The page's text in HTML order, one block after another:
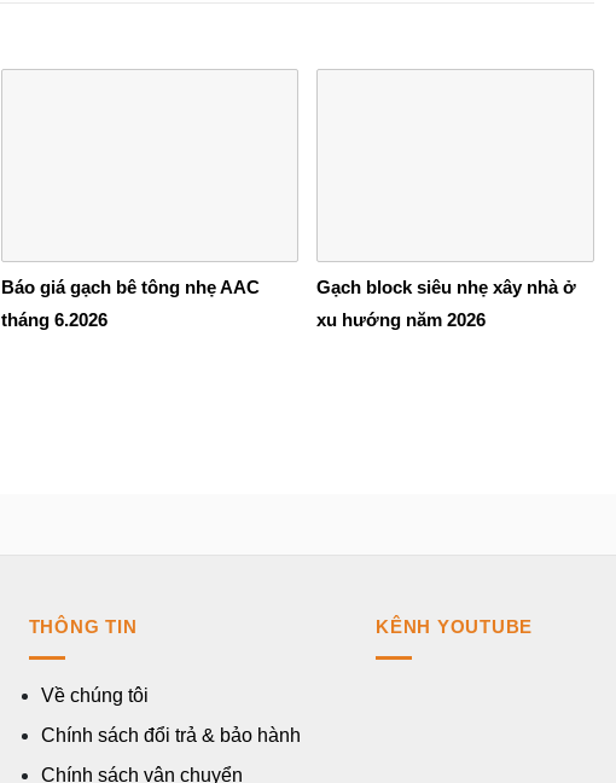
Báo giá gạch bê tông nhẹ AAC
tháng 6.2026
Gạch block siêu nhẹ xây nhà ở
xu hướng năm 2026
THÔNG TIN
Về chúng tôi
Chính sách đổi trả & bảo hành
Chính sách vận chuyển
KÊNH YOUTUBE